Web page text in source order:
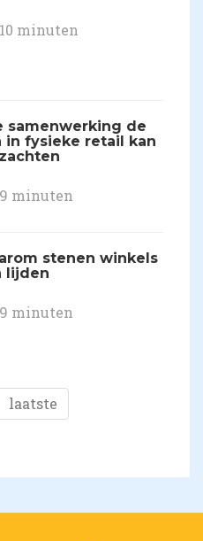
10 minuten
samenwerking de
in fysieke retail kan
9 minuten
stenen winkels
lijden
9 minuten
laatste